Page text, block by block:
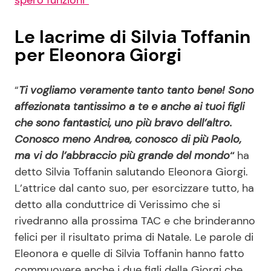
Le lacrime di Silvia Toffanin
per Eleonora Giorgi
“Ti vogliamo veramente tanto tanto bene! Sono
affezionata tantissimo a te e anche ai tuoi figli
che sono fantastici, uno più bravo dell’altro.
Conosco meno Andrea, conosco di più Paolo,
ma vi do l’abbraccio più grande del mondo“ ha
detto Silvia Toffanin salutando Eleonora Giorgi.
L’attrice dal canto suo, per esorcizzare tutto, ha
detto alla conduttrice di Verissimo che si
rivedranno alla prossima TAC e che brinderanno
felici per il risultato prima di Natale. Le parole di
Eleonora e quelle di Silvia Toffanin hanno fatto